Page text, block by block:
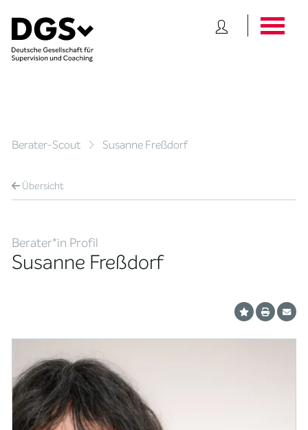
Berater-Scout Susanne Freßdorf
Übersicht
Berater*in Profil
Susanne Freßdorf